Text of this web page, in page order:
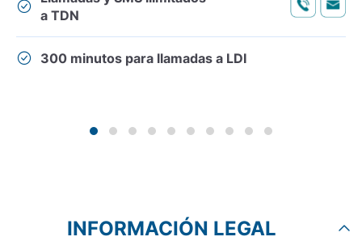
a TDN
300 minutos para llamadas a LDI
INFORMACIÓN LEGAL